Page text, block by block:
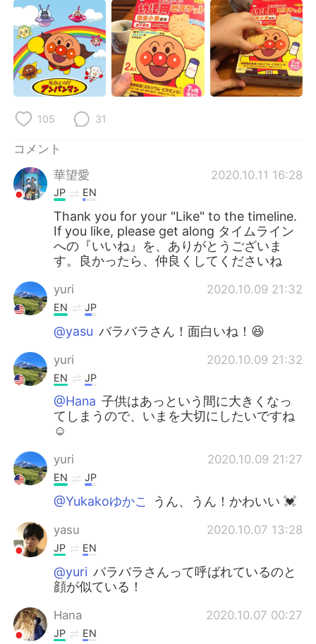
105 31
コメント
華望愛
2020.10.11 16:28
JP EN
Thank you for your "Like" to the timeline.
If you like, please get along タイムライン
への『いいね』を、ありがとうございま
す。良かったら、仲良くしてくださいね
yuri 2020.10.09 21:32
EN JP
@yasu バラバラさん！面白いね！😆
yuri 2020.10.09 21:32
EN JP
@Hana 子供はあっという間に大きくなっ
てしまうので、いまを大切にしたいですね
☺️
yuri 2020.10.09 21:27
EN JP
@Yukakoゆかこ うん、うん！かわいい 💓
yasu 2020.10.07 13:28
JP EN
@yuri バラバラさんって呼ばれているのと
顔が似ている！
Hana 2020.10.07 00:27
JP EN